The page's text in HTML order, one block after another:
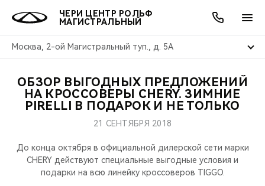
ЧЕРИ ЦЕНТР РОЛЬФ
МАГИСТРАЛЬНЫЙ
Москва, 2-ой Магистральный туп., д. 5А
МОДЕЛИ
КРОССОВЕРЫ
ПОКУПАТЕЛЯМ
КРЕДИТ И СТРАХОВАНИЕ
ВЛАДЕЛЬЦАМ
ЗАПЧАСТИ И АКСЕССУАРЫ
ПОДДЕРЖКА
МИР CHERY
О БРЕНДЕ
CHERY В СОЦСЕТЯХ
АКЦИИ
ОНЛАЙН СЕРВИСЫ
КРЕДИТ
О КОМПАНИИ
МЫ В СОЦСЕТЯХ
ОБЗОР ВЫГОДНЫХ ПРЕДЛОЖЕНИЙ
НА КРОССОВЕРЫ CHERY. ЗИМНИЕ
PIRELLI В ПОДАРОК И НЕ ТОЛЬКО
21 СЕНТЯБРЯ 2018
До конца октября в официальной дилерской сети марки
CHERY действуют специальные выгодные условия и
подарки на всю линейку кроссоверов TIGGO.